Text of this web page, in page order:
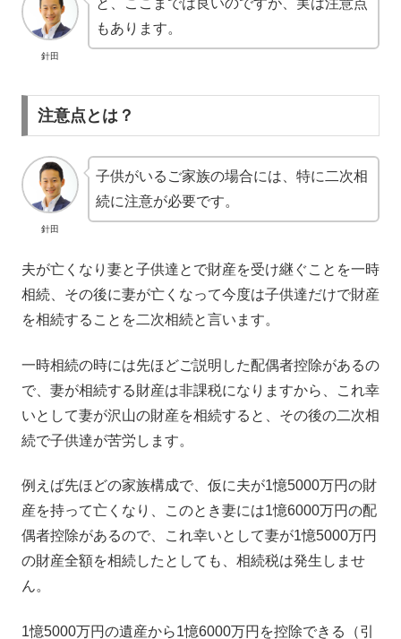
針田
と、ここまでは良いのですが、実は注意点
もあります。
注意点とは？
針田
子供がいるご家族の場合には、特に二次相
続に注意が必要です。
夫が亡くなり妻と子供達とで財産を受け継ぐことを一時
相続、その後に妻が亡くなって今度は子供達だけで財産
を相続することを二次相続と言います。
一時相続の時には先ほどご説明した配偶者控除があるの
で、妻が相続する財産は非課税になりますから、これ幸
いとして妻が沢山の財産を相続すると、その後の二次相
続で子供達が苦労します。
例えば先ほどの家族構成で、仮に夫が1憶5000万円の財
産を持って亡くなり、このとき妻には1憶6000万円の配
偶者控除があるので、これ幸いとして妻が1憶5000万円
の財産全額を相続したとしても、相続税は発生しませ
ん。
1憶5000万円の遺産から1憶6000万円を控除できる（引